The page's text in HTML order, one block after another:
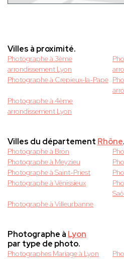
Villes à proximité.
Photographe à 3ème
arrondissement Lyon
Photographe à Crepieux-la-Pape
Photographe à 4ème
arrondissement Lyon
Villes du département Rhône.
Photographe à Bron
Photographe à Meyzieu
Photographe à Saint-Priest
Photographe à Vénissieux
Photographe à Villeurbanne
Photographe à Lyon
par type de photo.
Photographes Mariage à Lyon